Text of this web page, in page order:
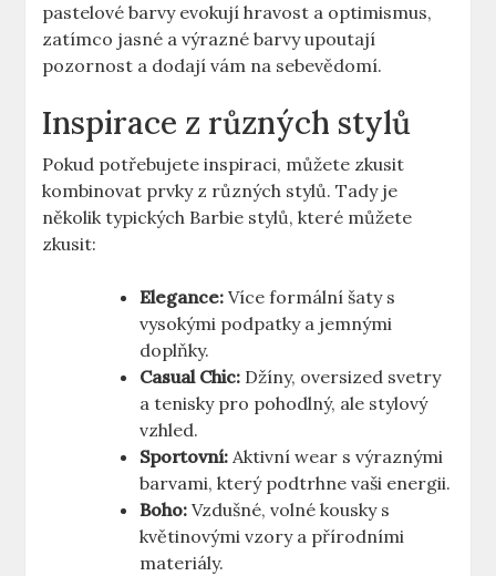
pastelové barvy evokují hravost a optimismus,
zatímco jasné a výrazné barvy upoutají
pozornost a dodají vám na sebevědomí.
Inspirace z různých stylů
Pokud potřebujete inspiraci, můžete zkusit
kombinovat prvky z různých stylů. Tady je
několik typických Barbie stylů, které můžete
zkusit:
Elegance: Více formální šaty s
vysokými podpatky a jemnými
doplňky.
Casual Chic: Džíny, oversized svetry
a tenisky pro pohodlný, ale stylový
vzhled.
Sportovní: Aktivní wear s výraznými
barvami, který podtrhne vaši energii.
Boho: Vzdušné, volné kousky s
květinovými vzory a přírodními
materiály.